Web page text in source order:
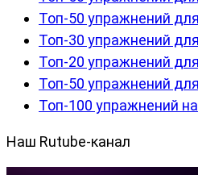
Топ-50 упражнений
Топ-30 упражнений
Топ-20 упражнений
Топ-50 упражнений
Топ-100 упражнений
Наш Rutube-канал